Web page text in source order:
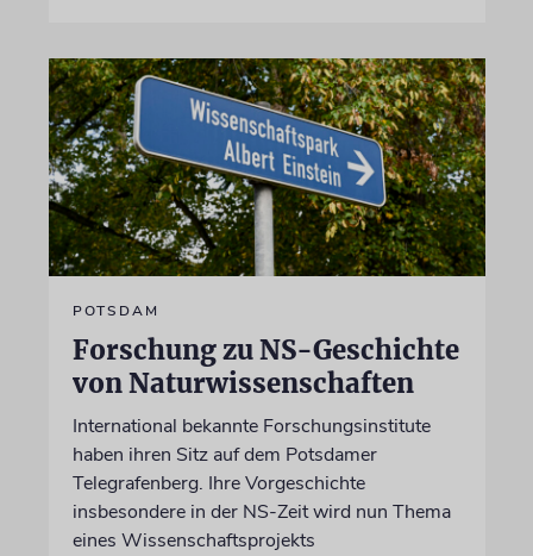
POTSDAM
Forschung zu NS-Geschichte
von Naturwissenschaften
International bekannte Forschungsinstitute
haben ihren Sitz auf dem Potsdamer
Telegrafenberg. Ihre Vorgeschichte
insbesondere in der NS-Zeit wird nun Thema
eines Wissenschaftsprojekts